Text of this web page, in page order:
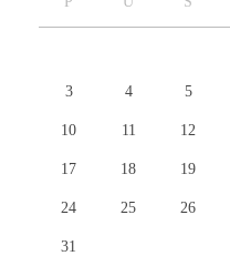
3 4 5
10 11 12
17 18 19
24 25 26
31